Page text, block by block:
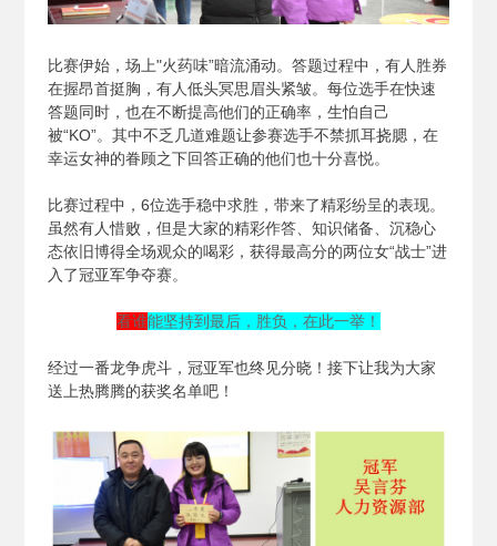
比赛伊始，场上"火药味”暗流涌动。答题过程中，有人胜券
在握昂首挺胸，有人低头冥思眉头紧皱。每位选手在快速
答题同时，也在不断提高他们的正确率，生怕自己
被“KO”。其中不乏几道难题让参赛选手不禁抓耳挠腮，在
幸运女神的眷顾之下回答正确的他们也十分喜悦。
比赛过程中，6位选手稳中求胜，带来了精彩纷呈的表现。
虽然有人惜败，但是大家的精彩作答、知识储备、沉稳心
态依旧博得全场观众的喝彩，获得最高分的两位女“战士”进
入了冠亚军争夺赛。
看谁能坚持到最后，胜负，在此一举！
经过一番龙争虎斗，冠亚军也终见分晓！接下让我为大家
送上热腾腾的获奖名单吧！